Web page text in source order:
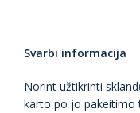
Svarbi informacija
Norint užtikrinti
karto po jo pakeitimo